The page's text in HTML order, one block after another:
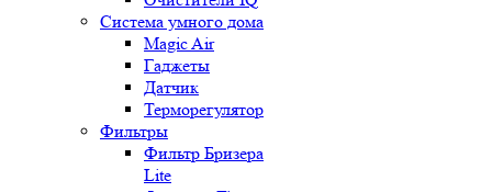
Система умного дома
Magic Air
Гаджеты
Датчик
Терморегулятор
Фильтры
Фильтр Бризера
Lite